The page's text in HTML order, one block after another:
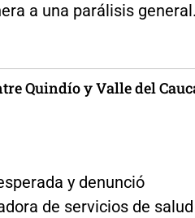
a una parálisis
Quindío y Valle del
y denunció
de servicios de salud